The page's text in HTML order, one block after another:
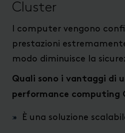
Cluster
I computer vengono
prestazioni
modo diminuisce la
Quali sono i vantaggi di
performance computing
È una soluzione